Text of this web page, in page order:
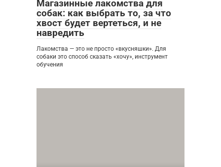
Магазинные лакомства для
собак: как выбрать то, за что
хвост будет вертеться, и не
навредить
Лакомства — это не просто «вкусняшки». Для
собаки это способ сказать «хочу», инструмент
обучения